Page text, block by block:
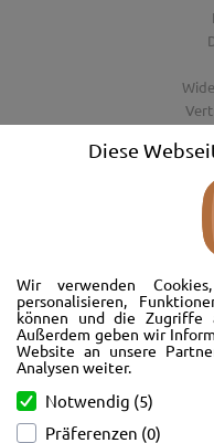
Diese
Wir verwenden
personalisieren,
können und die Zugriffe
Außerdem geben wir
Website an unsere
Analysen weiter.
Notwendig (5)
Präferenzen (0)
Wir freuen uns, Sie im
bieten Ihnen Kompletträder
Rover, Range Rover, Volvo,
schlägt unser Herz rund
Werkstatt, Service und
von der Couch aus unsere
und Ihre neuen Räder
kaufen? Von Ford bis Volvo,
und schnellen Kontakt zum